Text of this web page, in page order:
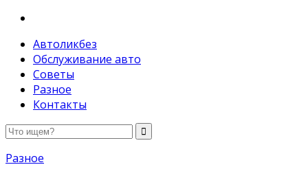
Автоликбез
Обслуживание авто
Советы
Разное
Контакты
Разное